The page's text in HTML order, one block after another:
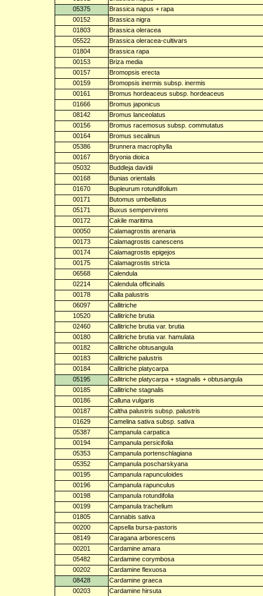
05375
Brassica napus + rapa
00152
Brassica nigra
01803
Brassica oleracea
05522
Brassica oleracea-cultivars
01804
Brassica rapa
00153
Briza media
00157
Bromopsis erecta
00159
Bromopsis inermis subsp. inermis
00161
Bromus hordeaceus subsp. hordeaceus
01666
Bromus japonicus
08142
Bromus lanceolatus
00156
Bromus racemosus subsp. commutatus
00164
Bromus secalinus
05386
Brunnera macrophylla
00167
Bryonia dioica
05032
Buddleja davidii
00168
Bunias orientalis
01670
Bupleurum rotundifolium
00171
Butomus umbellatus
05171
Buxus sempervirens
00172
Cakile maritima
00050
Calamagrostis arenaria
00173
Calamagrostis canescens
00174
Calamagrostis epigejos
00175
Calamagrostis stricta
06568
Calendula
02214
Calendula officinalis
00178
Calla palustris
06097
Callitriche
10520
Callitriche brutia
02460
Callitriche brutia var. brutia
00180
Callitriche brutia var. hamulata
00182
Callitriche obtusangula
00183
Callitriche palustris
00184
Callitriche platycarpa
05195
Callitriche platycarpa + stagnalis + obtusangula
00185
Callitriche stagnalis
00186
Calluna vulgaris
00187
Caltha palustris subsp. palustris
01629
Camelina sativa subsp. sativa
05387
Campanula carpatica
00194
Campanula persicifolia
05353
Campanula portenschlagiana
05352
Campanula poscharskyana
00195
Campanula rapunculoides
00196
Campanula rapunculus
00198
Campanula rotundifolia
00199
Campanula trachelium
01805
Cannabis sativa
00200
Capsella bursa-pastoris
08149
Caragana arborescens
00201
Cardamine amara
05482
Cardamine corymbosa
00202
Cardamine flexuosa
08428
Cardamine graeca
00203
Cardamine hirsuta